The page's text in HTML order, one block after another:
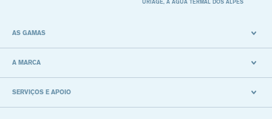
URIAGE, A ÁGUA TERMAL DOS ALPES
AS GAMAS
A MARCA
SERVIÇOS E APOIO